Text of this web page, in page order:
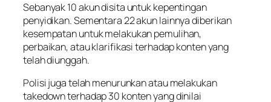
Sebanyak 10 akun disita untuk kepentingan
penyidikan. Sementara 22 akun lainnya diberikan
kesempatan untuk melakukan pemulihan,
perbaikan, atau klarifikasi terhadap konten yang
telah diunggah.
Polisi juga telah menurunkan atau melakukan
takedown terhadap 30 konten yang dinilai